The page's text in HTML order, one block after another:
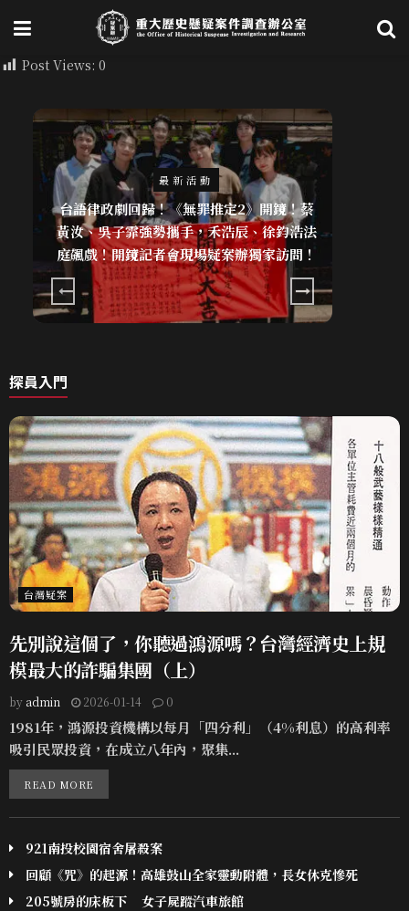
Post Views: 0
最新活動
台語律政劇回歸！《無罪推定2》開鏡！蔡
黃汝、吳子霏強勢攜手，禾浩辰、徐鈞浩法
庭飆戲！開鏡記者會現場疑案辦獨家訪問！
探員入門
台灣疑案
先別說這個了，你聽過鴻源嗎？台灣經濟史上規
模最大的詐騙集團（上）
by admin 2026-01-14 0
1981年，鴻源投資機構以每月「四分利」（4%利息）的高利率
吸引民眾投資，在成立八年內，聚集...
READ MORE
921南投校園宿舍屠殺案
回顧《咒》的起源！高雄鼓山全家靈動附體，長女休克慘死
205號房的床板下 女子屍蹤汽車旅館